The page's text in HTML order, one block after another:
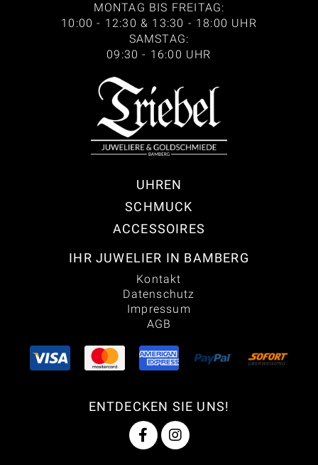
MONTAG BIS FREITAG:
10:00 - 12:30 & 13:30 - 18:00 UHR
SAMSTAG:
09:30 - 16:00 UHR
UHREN
SCHMUCK
ACCESSOIRES
IHR JUWELIER IN BAMBERG
Kontakt
Datenschutz
Impressum
AGB
ENTDECKEN SIE UNS!